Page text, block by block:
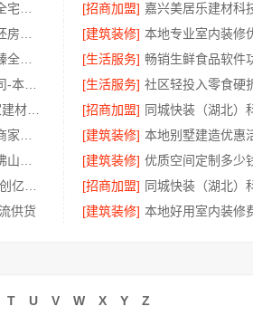
[招商加盟]
[建筑装修]
[生活服务]
[生活服务]
[招商加盟]
[建筑装修]
[建筑装修]
[招商加盟]
供货 [建筑装修]
T U V W X Y Z